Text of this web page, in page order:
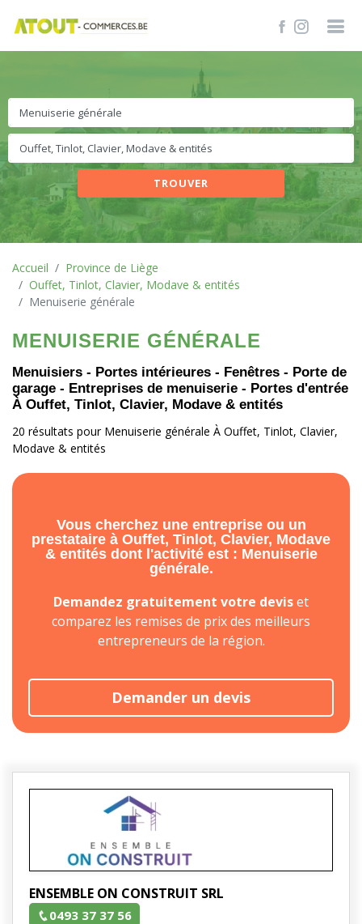
TROUVER
Accueil
Province de Liège
Ouffet, Tinlot, Clavier, Modave & entités
Menuiserie générale
MENUISERIE GÉNÉRALE
Menuisiers - Portes intérieures - Fenêtres - Porte de
garage - Entreprises de menuiserie - Portes d'entrée
À Ouffet, Tinlot, Clavier, Modave & entités
20 résultats pour Menuiserie générale À Ouffet, Tinlot, Clavier,
Modave & entités
Vous cherchez une entreprise ou un
prestataire à Ouffet, Tinlot, Clavier, Modave
& entités dont l'activité est : Menuiserie
générale.
Demandez gratuitement votre deviset
comparez les remises de prix des meilleurs
entrepreneurs de la région.
Demander un devis
ENSEMBLE ON CONSTRUIT SRL
0493 37 37 56